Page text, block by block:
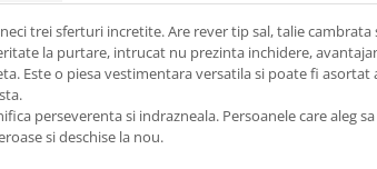
trei sferturi incretite. Are rever tip sal, talie cambrata
la purtare, intrucat nu prezinta inchidere,
Este o piesa vestimentara versatila si poate fi asortat
perseverenta si indrazneala. Persoanele care aleg
si deschise la nou.